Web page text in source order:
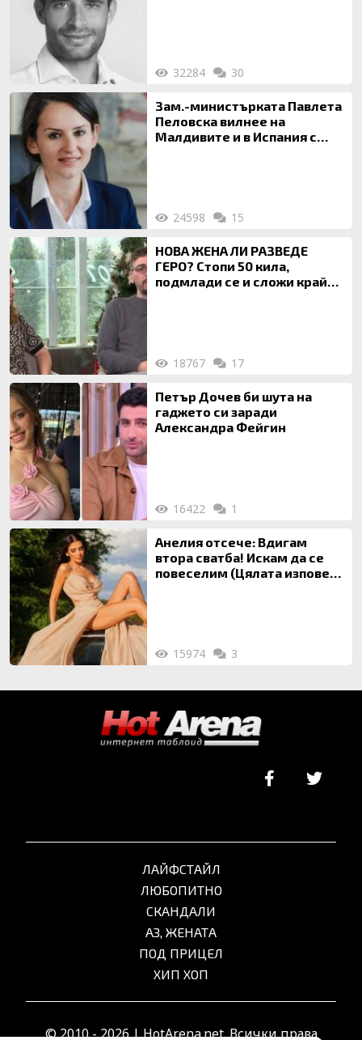
32284 30
Зам.-министърката Павлета
Пеловска вилнее на
Малдивите и в Испания с
24598 15
НОВА ЖЕНА ЛИ РАЗВЕДЕ
ГЕРО? Стопи 50 кила,
подмлади се и сложи край
18767 17
Петър Дочев би шута на
гаджето си заради
Александра Фейгин
16422 1
Анелия отсече: Вдигам
втора сватба! Искам да се
повеселим (Цялата изповед
15974 3
ЛАЙФСТАЙЛ
ЛЮБОПИТНО
СКАНДАЛИ
АЗ, ЖЕНАТА
ПОД ПРИЦЕЛ
ХИП ХОП
© 2010 - 2026 | HotArena.net. Всички права